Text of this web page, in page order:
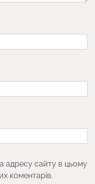
адресу сайту в цьому
коментарів.